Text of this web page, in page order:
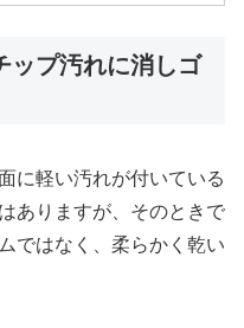
ップ汚れに消しゴ
に軽い汚れが付いている
ありますが、そのときで
ではなく、柔らかく乾い